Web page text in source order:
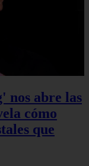
abre las
cómo
que